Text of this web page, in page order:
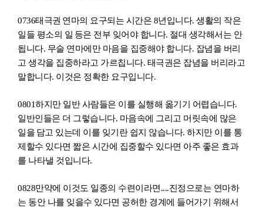
0736태극권 연마의 요구되는 시간은 8년입니 다. 생활의 작은
일들 평소의 일 등은 전부 잊어야 합니 다. 절대 생각해서는 안
됩니 다. 무술 연마에만 마음을 집중해야 합니 다. 잡념을 버리
고 생각을 집중하라고 가르칩니 다. 태극권은 잡념을 버리라고
말합니 다. 이것은 정확한 요구입니 다.
0801하지만 일반 사람들은 이를 실행해 옮기기 어렵습니 다.
일반인들은 더 그렇습니 다. 마음속에 그리고 머릿속에 많은
일을 담고 있는데 이를 잊기란 쉽지 않습니 다. 하지만 이를 통
제할수 있다면 짧은 시간에 집중할수 있다면 아주 좋은 효과
를 나타낼 것입니 다.
0828만약에 이것도 일종의 수련이라면....진정으로는 연마하
는 동안 나를 잊을수 있다면 공허한 경계에 들어가기 위해서